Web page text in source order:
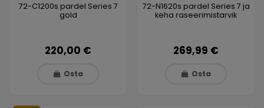
72-C1200s pardel Series 7
gold
220,00 €
Osta
72-N1620s pardel Series 7 ja
keha raseerimistarvik
269,99 €
Osta